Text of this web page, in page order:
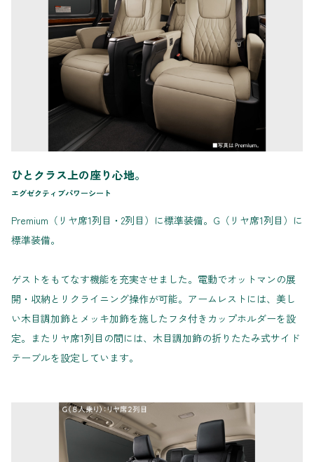
ひとクラス上の座り心地。
エグゼクティブパワーシート
Premium（リヤ席1列目・2列目）に標準装備。G（リヤ席1列目）に
標準装備。
ゲストをもてなす機能を充実させました。電動でオットマンの展
開・収納とリクライニング操作が可能。アームレストには、美し
い木目調加飾とメッキ加飾を施したフタ付きカップホルダーを設
定。またリヤ席1列目の間には、木目調加飾の折りたたみ式サイド
テーブルを設定しています。